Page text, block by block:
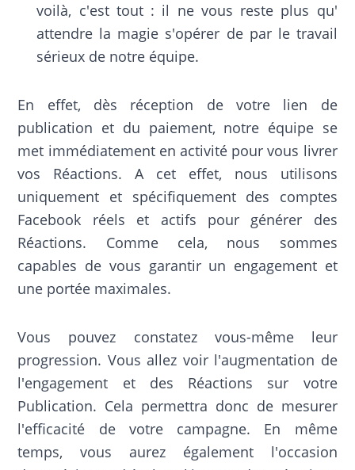
voilà, c'est tout : il ne vous reste plus qu'
attendre la magie s'opérer de par le travail
sérieux de notre équipe.
En effet, dès réception de votre lien de
publication et du paiement, notre équipe se
met immédiatement en activité pour vous livrer
vos Réactions. A cet effet, nous utilisons
uniquement et spécifiquement des comptes
Facebook réels et actifs pour générer des
Réactions. Comme cela, nous sommes
capables de vous garantir un engagement et
une portée maximales.
Vous pouvez constatez vous-même leur
progression. Vous allez voir l'augmentation de
l'engagement et des Réactions sur votre
Publication. Cela permettra donc de mesurer
l'efficacité de votre campagne. En même
temps, vous aurez également l'occasion